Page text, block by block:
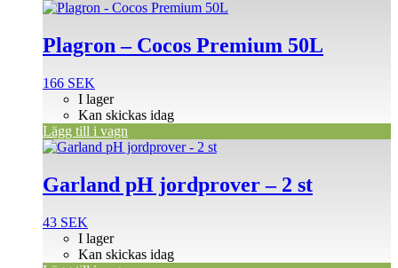
Plagron – Cocos Premium 50L
166 SEK
I lager
Kan skickas idag
Lägg till i vagn
Garland pH jordprover – 2 st
43 SEK
I lager
Kan skickas idag